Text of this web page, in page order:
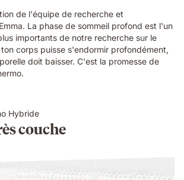
de l'équipe de recherche et
La phase de sommeil profond est l'un
importants de notre recherche sur le
corps puisse s'endormir profondément,
doit baisser. C'est la promesse de
Hybride
couche